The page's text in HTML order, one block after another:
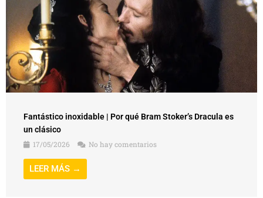
Fantástico inoxidable | Por qué Bram Stoker’s Dracula es
un clásico
17/05/2026
No hay comentarios
LEER MÁS →